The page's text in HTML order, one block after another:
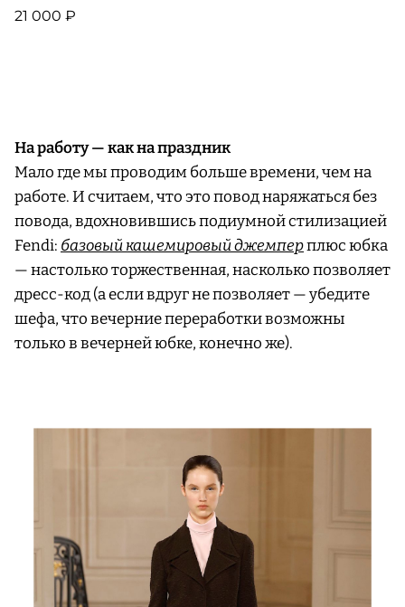
21 000 ₽
На работу — как на праздник
Мало где мы проводим больше времени, чем на
работе. И считаем, что это повод наряжаться без
повода, вдохновившись подиумной стилизацией
Fendi: базовый кашемировый джемперплюс юбка
— настолько торжественная, насколько позволяет
дресс-код (а если вдруг не позволяет — убедите
шефа, что вечерние переработки возможны
только в вечерней юбке, конечно же).